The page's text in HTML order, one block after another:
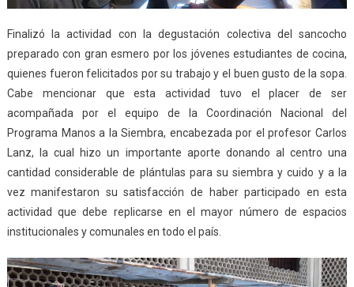
Finalizó la actividad con la degustación colectiva del sancocho
preparado con gran esmero por los jóvenes estudiantes de cocina,
quienes fueron felicitados por su trabajo y el buen gusto de la sopa.
Cabe mencionar que esta actividad tuvo el placer de ser
acompañada por el equipo de la Coordinación Nacional del
Programa Manos a la Siembra, encabezada por el profesor Carlos
Lanz, la cual hizo un importante aporte donando al centro una
cantidad considerable de plántulas para su siembra y cuido y a la
vez manifestaron su satisfacción de haber participado en esta
actividad que debe replicarse en el mayor número de espacios
institucionales y comunales en todo el país.